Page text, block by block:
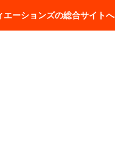
エーションズの総合サイトへ